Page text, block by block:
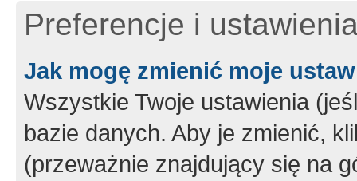
Preferencje i
Jak mogę zmienić moje
Wszystkie Twoje ustawienia
bazie danych. Aby je zmienić,
(przeważnie znajdujący się na